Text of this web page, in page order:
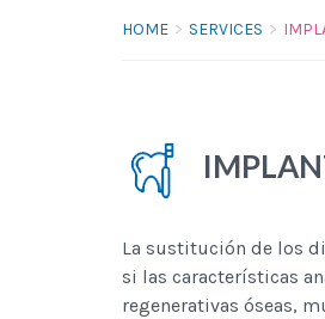
HOME SERVICES
La sustitución de los
si las características
regenerativas óseas,